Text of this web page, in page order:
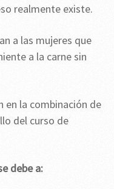
realmente existe.
a las mujeres que
a la carne sin
en la combinación de
del curso de
debe a: